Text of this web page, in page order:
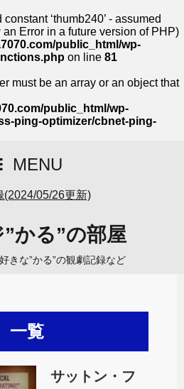
‘thumb240’ - assumed
an Error in a future version of PHP)
public_html/wp-
on line 81
must be an array or an object that
public_html/wp-
ping-optimizer/cbnet-ping-
MENU
(2024/05/26更新)
”かる”の部屋
きな”かる”の観劇記録など
一覧
サットン・フ